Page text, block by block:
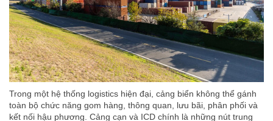
Trong một hệ thống logistics hiện đại, cảng biển không thể gánh
toàn bộ chức năng gom hàng, thông quan, lưu bãi, phân phối và
kết nối hậu phương. Cảng cạn và ICD chính là những nút trung